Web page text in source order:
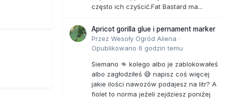
często ich czyścić.Fat Bastard ma...
Apricot gorilla glue i pernament marker
Przez Wesoły Ogród Aliena ·
Opublikowano 6 godzin temu
Siemano 👊 kolego albo je zablokowałeś
albo zagłodziłeś 😅 napisz coś więcej
jakie ilości nawozów podajesz na litr? A
fiolet to norma jeżeli zejdziesz poniżej